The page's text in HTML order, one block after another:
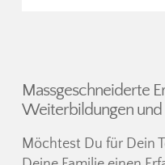
Massgeschneiderte
Weiterbildungen und
Möchtest Du für Dein